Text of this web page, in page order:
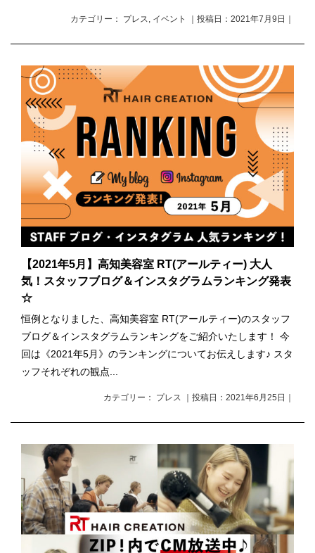
カテゴリー： プレス, イベント ｜投稿日：2021年7月9日｜
【2021年5月】高知美容室 RT(アールティー) 大人
気！スタッフブログ＆インスタグラムランキング発表
☆
恒例となりました、高知美容室 RT(アールティー)のスタッフ
ブログ＆インスタグラムランキングをご紹介いたします！ 今
回は《2021年5月》のランキングについてお伝えします♪ スタ
ッフそれぞれの観点...
カテゴリー： プレス ｜投稿日：2021年6月25日｜